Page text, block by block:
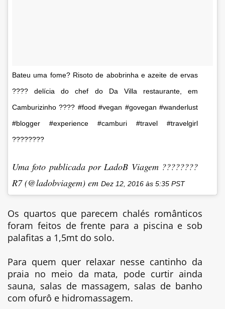
Bateu uma fome? Risoto de abobrinha e azeite de ervas
???? delícia do chef do Da Villa restaurante, em
Camburizinho ???? #food #vegan #govegan #wanderlust
#blogger #experience #camburi #travel #travelgirl
????????
Uma foto publicada por LadoB Viagem ????????
R7 (@ladobviagem) em Dez 12, 2016 às 5:35 PST
Os quartos que parecem chalés românticos
foram feitos de frente para a piscina e sob
palafitas a 1,5mt do solo.
Para quem quer relaxar nesse cantinho da
praia no meio da mata, pode curtir ainda
sauna, salas de massagem, salas de banho
com ofurô e hidromassagem.